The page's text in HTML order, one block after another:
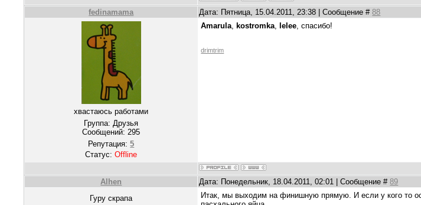
fedinamama Дата: Пятница, 15.04.2011, 23:38 | Сообщение #88
хвастаюсь работами
Группа: Друзья
Сообщений:295
Репутация:5
Статус:Offline
Amarula, kostromka, lelee, спасибо!
drimtrim
Alhen Дата: Понедельник, 18.04.2011, 02:01 | Сообщение #89
Гуру скрапа
Итак, мы выходим на финишную прямую. И если у кого то